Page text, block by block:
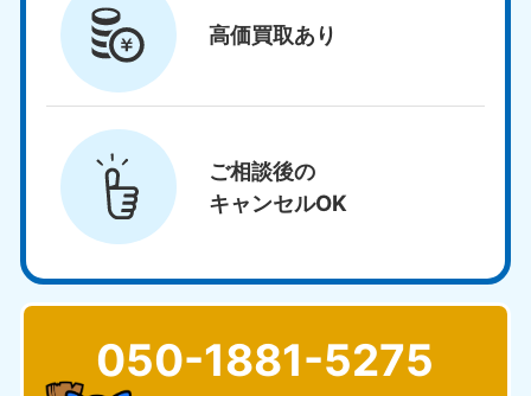
高価買取あり
ご相談後の
キャンセルOK
050-1881-5275